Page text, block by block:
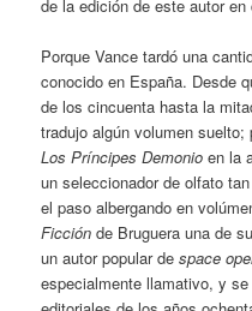
de la edición de este autor en
Porque Vance tardó una
conocido en España. Desde
de los cincuenta hasta la
tradujo algún volumen
Los Príncipes Demonio en la
un seleccionador de olfato
el paso albergando en
Ficción de Bruguera una de
un autor popular despace
especialmente llamativo, y